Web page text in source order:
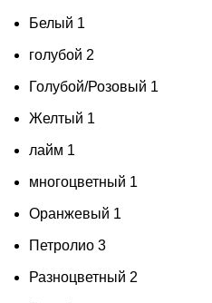
Белый 1
голубой 2
Голубой/Розовый 1
Желтый 1
лайм 1
многоцветный 1
Оранжевый 1
Петролио 3
Разноцветный 2